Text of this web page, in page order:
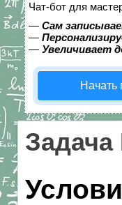
Чат-бот для
— Сам
—
— Увеличивает
Начать